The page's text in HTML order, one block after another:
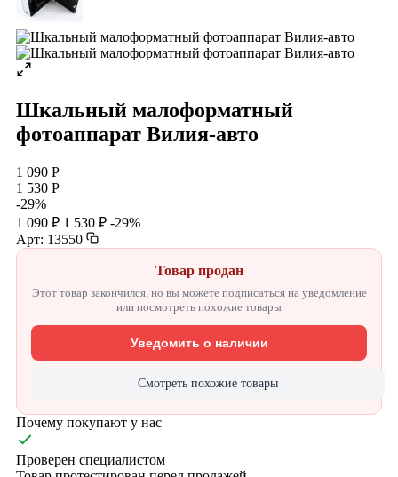
Шкальный малоформатный
фотоаппарат Вилия-авто
1 090 Р
1 530 Р
-29%
1 090 ₽ 1 530 ₽ -29%
Арт: 13550
Товар продан
Этот товар закончился, но вы можете подписаться на уведомление
или посмотреть похожие товары
Уведомить о наличии
Смотреть похожие товары
Почему покупают у нас
Проверен специалистом